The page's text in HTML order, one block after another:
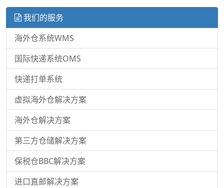
我们的服务
海外仓系统WMS
国际快递系统OMS
快递打单系统
虚拟海外仓解决方案
海外仓解决方案
第三方仓储解决方案
保税仓BBC解决方案
进口直邮解决方案